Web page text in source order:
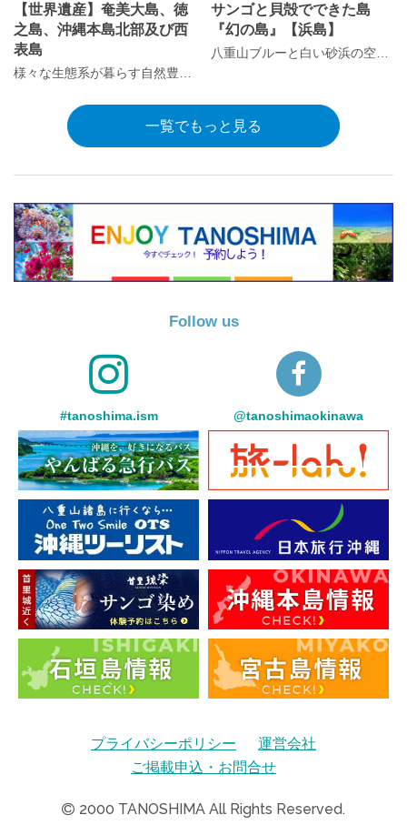
【世界遺産】奄美大島、徳
之島、沖縄本島北部及び西
表島
サンゴと貝殻でできた島
『幻の島』【浜島】
一覧でもっと見る
Follow us
#tanoshima.ism @tanoshimaokinawa
プライバシーポリシー
運営会社
ご掲載申込・お問合せ
2000 TANOSHIMA All Rights Reserved.